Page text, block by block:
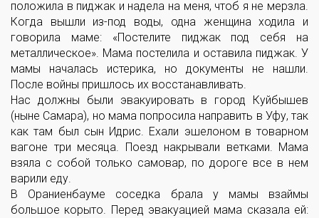
положила в пиджак и надела на меня, чтоб я не мерзла.
Когда вышли из-под воды, одна женщина ходила и
говорила маме: «Постелите пиджак под себя на
металлическое». Мама постелила и оставила пиджак. У
мамы началась истерика, но документы не нашли.
После войны пришлось их восстанавливать.
Нас должны были эвакуировать в город Куйбышев
(ныне Самара), но мама попросила направить в Уфу, так
как там был сын Идрис. Ехали эшелоном в товарном
вагоне три месяца. Поезд накрывали ветками. Мама
взяла с собой только самовар, по дороге все в нем
варили еду.
В Ораниенбауме соседка брала у мамы взаймы
большое корыто. Перед эвакуацией мама сказала ей: